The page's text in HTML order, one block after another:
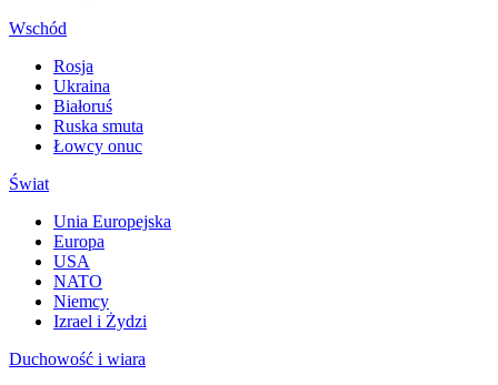
Wschód
Rosja
Ukraina
Białoruś
Ruska smuta
Łowcy onuc
Świat
Unia Europejska
Europa
USA
NATO
Niemcy
Izrael i Żydzi
Duchowość i wiara